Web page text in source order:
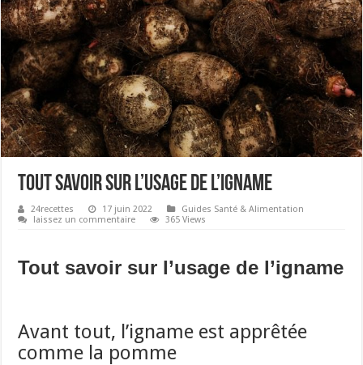
Tout savoir sur l’usage de l’igname
24recettes 17 juin 2022
Guides Santé & Alimentation
laissez un commentaire
365 Views
Tout savoir sur l’usage de l’igname
Avant tout, l’igname est apprêtée
comme la pomme